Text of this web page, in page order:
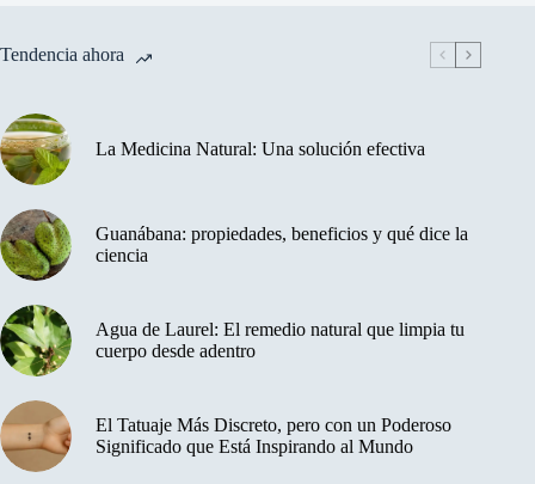
Tendencia ahora
La Medicina Natural: Una solución efectiva
Guanábana: propiedades, beneficios y qué dice la
ciencia
Agua de Laurel: El remedio natural que limpia tu
cuerpo desde adentro
El Tatuaje Más Discreto, pero con un Poderoso
Significado que Está Inspirando al Mundo